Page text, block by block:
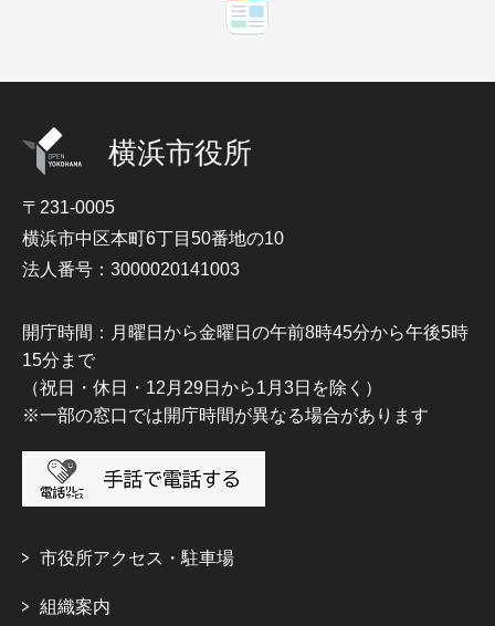
横浜市役所
〒231-0005
横浜市中区本町6丁目50番地の10
法人番号：3000020141003
開庁時間：月曜日から金曜日の午前8時45分から午後5時
15分まで
（祝日・休日・12月29日から1月3日を除く）
※一部の窓口では開庁時間が異なる場合があります
市役所アクセス・駐車場
組織案内